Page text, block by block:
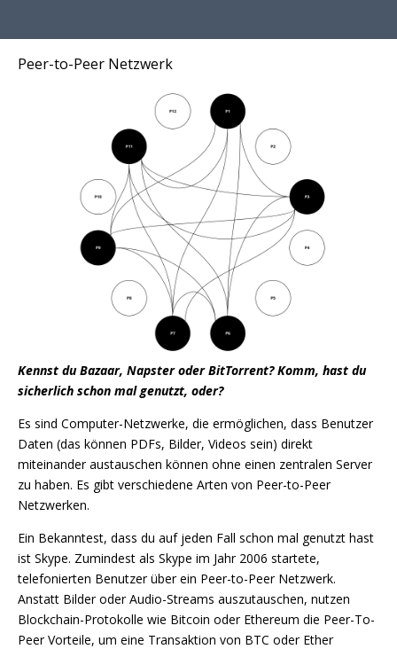
Peer-to-Peer Netzwerk
Kennst du Bazaar, Napster oder BitTorrent? Komm, hast du
sicherlich schon mal genutzt, oder?
Es sind Computer-Netzwerke, die ermöglichen, dass Benutzer
Daten (das können PDFs, Bilder, Videos sein) direkt
miteinander austauschen können ohne einen zentralen Server
zu haben. Es gibt verschiedene Arten von Peer-to-Peer
Netzwerken.
Ein Bekanntest, dass du auf jeden Fall schon mal genutzt hast
ist Skype. Zumindest als Skype im Jahr 2006 startete,
telefonierten Benutzer über ein Peer-to-Peer Netzwerk.
Anstatt Bilder oder Audio-Streams auszutauschen, nutzen
Blockchain-Protokolle wie Bitcoin oder Ethereum die Peer-To-
Peer Vorteile, um eine Transaktion von BTC oder Ether